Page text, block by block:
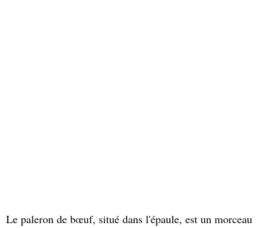
Le paleron de bœuf, situé dans l'épaule, est un morceau